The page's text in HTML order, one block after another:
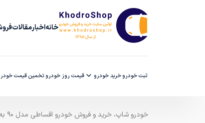
خانهاخبارمقالات
ثبت خودروخرید خودرو قیمت روز خودرو تخمین قیمت
خودرو شاپ، خرید و فروش خودرو اقساطی مدل ۹۰ به بالا با ضمانت کارشناسی